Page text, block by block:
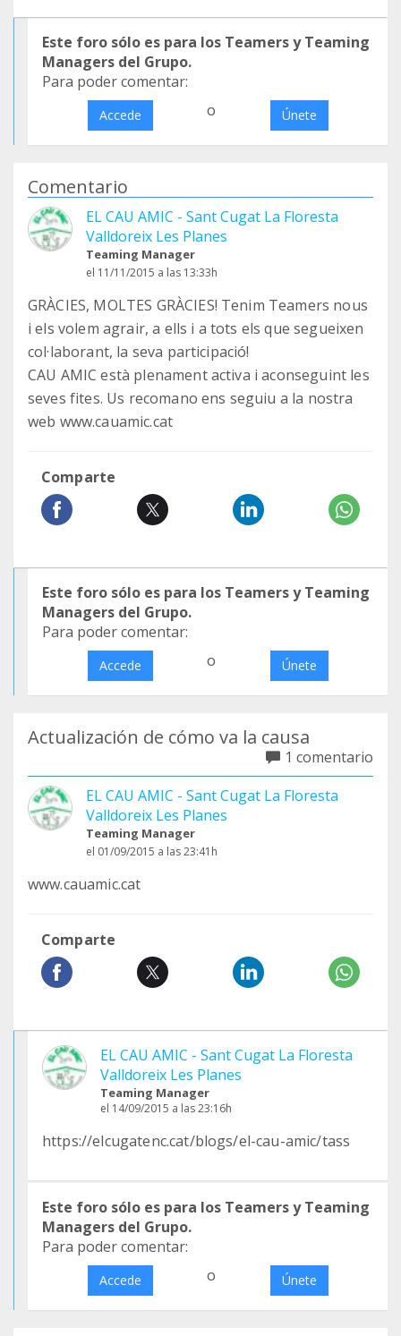
Este foro sólo es para los Teamers y Teaming
Managers del Grupo.
Para poder comentar:
Accede o Únete
Comentario
EL CAU AMIC - Sant Cugat La Floresta
Valldoreix Les Planes
Teaming Manager
el 11/11/2015 a las 13:33h
GRÀCIES, MOLTES GRÀCIES! Tenim Teamers nous
i els volem agrair, a ells i a tots els que segueixen
col·laborant, la seva participació!
CAU AMIC està plenament activa i aconseguint les
seves fites. Us recomano ens seguiu a la nostra
web www.cauamic.cat
Comparte
Este foro sólo es para los Teamers y Teaming
Managers del Grupo.
Para poder comentar:
Accede o Únete
Actualización de cómo va la causa
1 comentario
EL CAU AMIC - Sant Cugat La Floresta
Valldoreix Les Planes
Teaming Manager
el 01/09/2015 a las 23:41h
www.cauamic.cat
Comparte
EL CAU AMIC - Sant Cugat La Floresta
Valldoreix Les Planes
Teaming Manager
el 14/09/2015 a las 23:16h
https://elcugatenc.cat/blogs/el-cau-amic/tass
Este foro sólo es para los Teamers y Teaming
Managers del Grupo.
Para poder comentar:
Accede o Únete